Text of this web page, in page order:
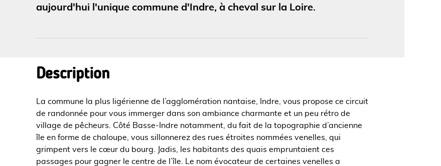
aujourd'hui l'unique commune d'Indre, à cheval sur la Loire.
Description
La commune la plus ligérienne de l’agglomération nantaise, Indre, vous propose ce circuit
de randonnée pour vous immerger dans son ambiance charmante et un peu rétro de
village de pêcheurs. Côté Basse-Indre notamment, du fait de la topographie d’ancienne
île en forme de chaloupe, vous sillonnerez des rues étroites nommées venelles, qui
grimpent vers le cœur du bourg. Jadis, les habitants des quais empruntaient ces
passages pour gagner le centre de l’île. Le nom évocateur de certaines venelles a